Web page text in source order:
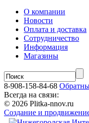
О компании
Новости
Оплата и доставка
Сотрудничество
Информация
Магазины
8-908-158-84-68
Всегда на связи:
© 2026 Plitka-nnov.ru
Создание и